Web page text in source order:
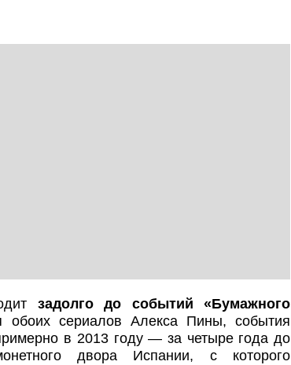
задолго до событий «Бумажного
обоих сериалов Алекса Пины, события
в 2013 году — за четыре года до
двора Испании, с которого